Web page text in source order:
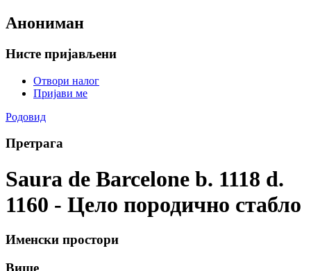
Анониман
Нисте пријављени
Отвори налог
Пријави ме
Родовид
Претрага
Saura de Barcelone b. 1118 d.
1160 - Цело породично стабло
Именски простори
Више